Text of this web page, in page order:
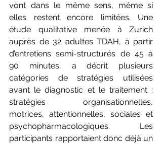
vont dans le même sens, même si
elles restent encore limitées. Une
étude qualitative menée à Zurich
auprès de 32 adultes TDAH, à partir
d’entretiens semi-structurés de 45 à
90 minutes, a décrit plusieurs
catégories de stratégies utilisées
avant le diagnostic et le traitement :
stratégies organisationnelles,
motrices, attentionnelles, sociales et
psychopharmacologiques. Les
participants rapportaient donc déjà un